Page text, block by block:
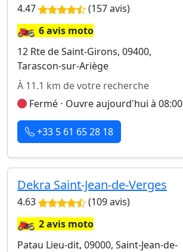
4.47 (157 avis)
🏍️6 avis moto
12 Rte de Saint-Girons, 09400,
Tarascon-sur-Ariège
À 11.1 km de votre recherche
Fermé ⋅ Ouvre aujourd'hui à 08:00
+33 5 61 65 28 18
Dekra Saint-Jean-de-Verges
4.63 (109 avis)
🏍️2 avis moto
Patau Lieu-dit, 09000, Saint-Jean-de-